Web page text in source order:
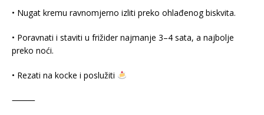
• Nugat kremu ravnomjerno izliti preko ohlađenog biskvita.
• Poravnati i staviti u frižider najmanje 3–4 sata, a najbolje
preko noći.
• Rezati na kocke i poslužiti
⸻